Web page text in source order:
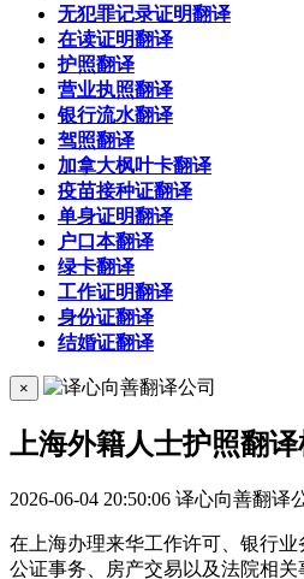
无犯罪记录证明翻译
在读证明翻译
护照翻译
营业执照翻译
银行流水翻译
驾照翻译
加拿大枫叶卡翻译
疫苗接种证翻译
单身证明翻译
户口本翻译
绿卡翻译
工作证明翻译
身份证翻译
结婚证翻译
×
上海外籍人士护照翻译
2026-06-04 20:50:06 译心向善翻译
在上海办理来华工作许可、银行业
公证事务、房产交易以及法院相